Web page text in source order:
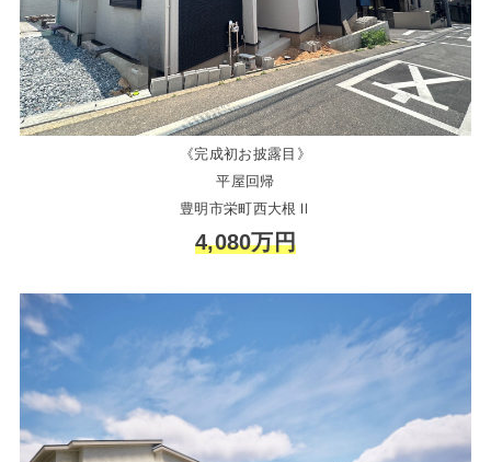
《完成初お披露目》
平屋回帰
豊明市栄町西大根Ⅱ
4,080万円